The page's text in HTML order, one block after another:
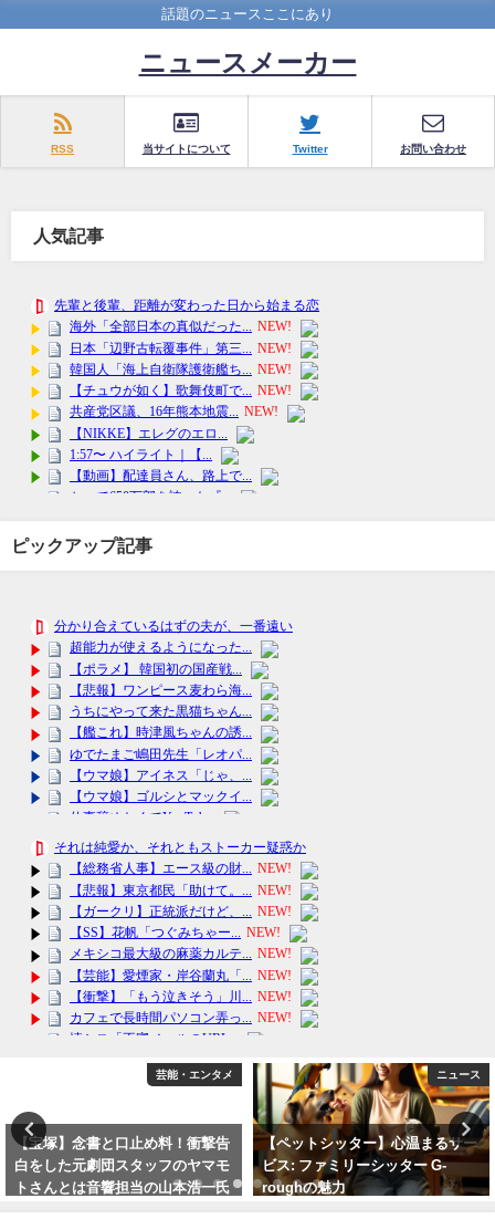
話題のニュースここにあり
ニュースメーカー
RSS 当サイトについて Twitter お問い合わせ
人気記事
ピックアップ記事
ニュース
【ペットシッター】心温まるサー
ビス: ファミリーシッター G-
roughの魅力
芸能・エンタメ
【問題児？】天彩峰里は過去にも
組替えしていた！星組→宙組→月
組か退団か？ 気になる今後につい
て衝撃情報！